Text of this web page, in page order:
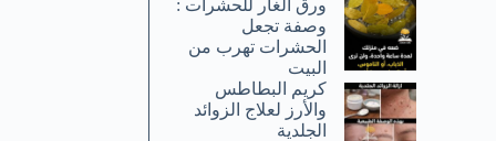
ورق الغار للحشرات :
وصفة تجعل
الحشرات تهرب من
البيت
كريم البطاطس
والأرز لعلاج الزوائد
الجلدية